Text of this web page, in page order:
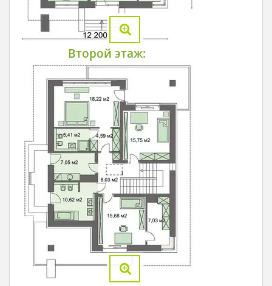
Второй этаж: